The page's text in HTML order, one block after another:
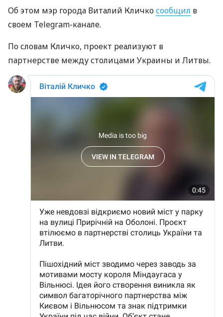
Об этом мэр города Виталий Кличкосообщил в
своем Telegram-канале.
По словам Кличко, проект реализуют в
партнерстве между столицами Украины и Литвы.